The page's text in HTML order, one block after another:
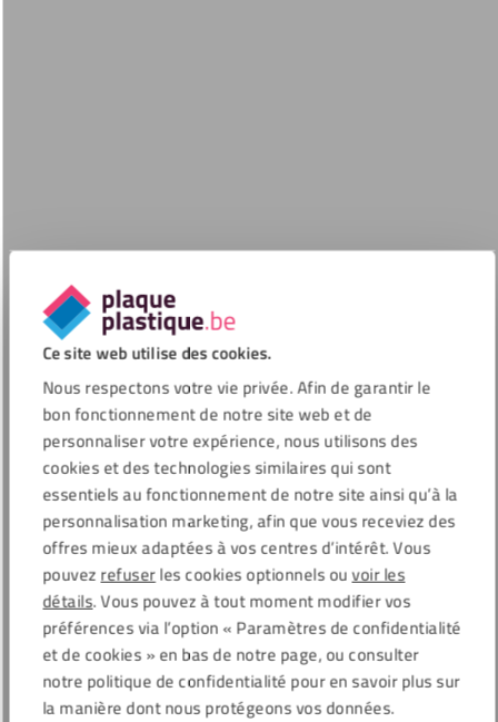
Ce site web utilise des cookies.
Nous respectons votre vie privée. Afin de garantir le
bon fonctionnement de notre site web et de
personnaliser votre expérience, nous utilisons des
cookies et des technologies similaires qui sont
essentiels au fonctionnement de notre site ainsi qu’à la
personnalisation marketing, afin que vous receviez des
offres mieux adaptées à vos centres d’intérêt. Vous
pouvezrefuserles cookies optionnels ouvoir les
détails. Vous pouvez à tout moment modifier vos
préférences via l’option « Paramètres de confidentialité
et de cookies » en bas de notre page, ou consulter
notre politique de confidentialité pour en savoir plus sur
la manière dont nous protégeons vos données.